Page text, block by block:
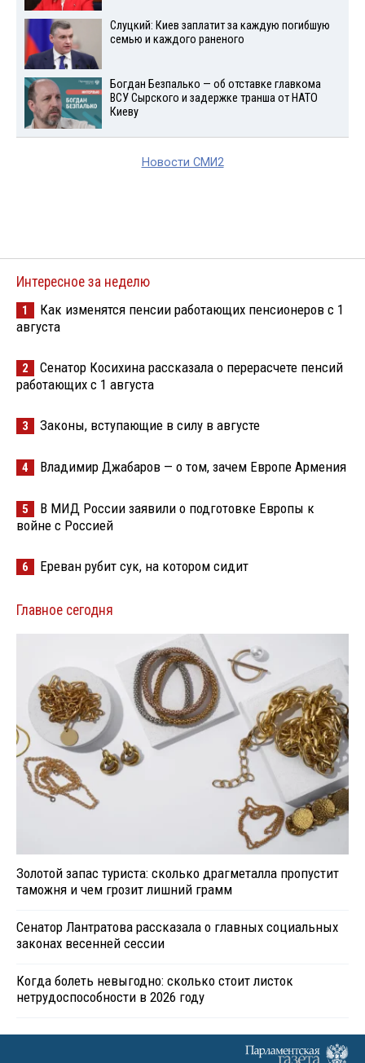
Слуцкий: Киев заплатит за каждую погибшую
семью и каждого раненого
Богдан Безпалько — об отставке главкома
ВСУ Сырского и задержке транша от НАТО
Киеву
Новости СМИ2
Интересное за неделю
1
Как изменятся пенсии работающих пенсионеров с 1
августа
2
Сенатор Косихина рассказала о перерасчете пенсий
работающих с 1 августа
3 Законы, вступающие в силу в августе
4 Владимир Джабаров — о том, зачем Европе Армения
5
В МИД России заявили о подготовке Европы к
войне с Россией
6 Ереван рубит сук, на котором сидит
Главное сегодня
Золотой запас туриста: сколько драгметалла пропустит
таможня и чем грозит лишний грамм
Сенатор Лантратова рассказала о главных социальных
законах весенней сессии
Когда болеть невыгодно: сколько стоит листок
нетрудоспособности в 2026 году